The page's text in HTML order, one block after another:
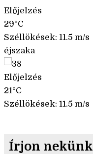
Előjelzés
29°C
Széllökések: 11.5 m/s
éjszaka
Előjelzés
21°C
Széllökések: 11.5 m/s
Írjon nekünk